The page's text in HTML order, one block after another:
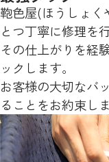
鞄色屋(ほうしょく
とつ丁寧に修理を行
その仕上がりを経
ックします。
お客様の大切なバ
ることをお約束しま